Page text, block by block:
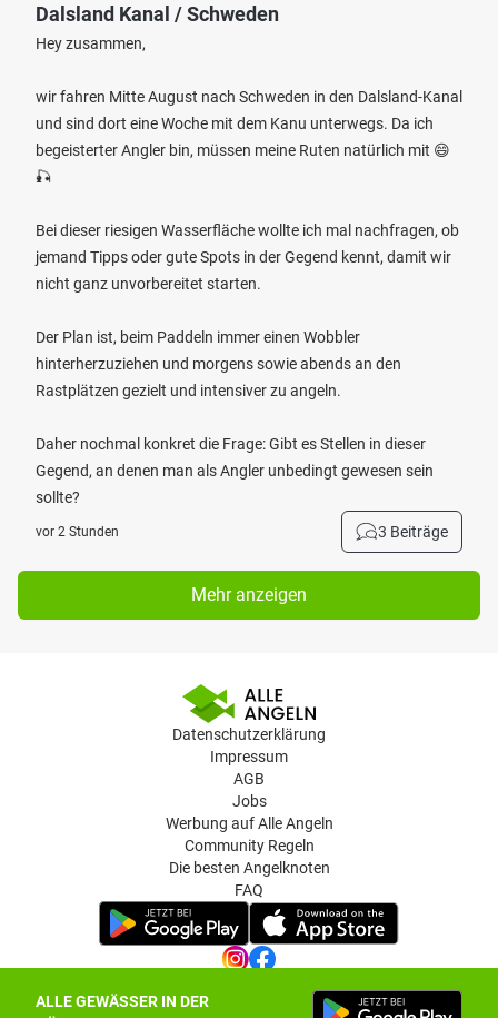
ALLE GEWÄSSER IN DER
Dalsland Kanal / Schweden
Hey zusammen,
wir fahren Mitte August nach Schweden in den Dalsland-Kanal
und sind dort eine Woche mit dem Kanu unterwegs. Da ich
begeisterter Angler bin, müssen meine Ruten natürlich mit 😄
🎣
Bei dieser riesigen Wasserfläche wollte ich mal nachfragen, ob
jemand Tipps oder gute Spots in der Gegend kennt, damit wir
nicht ganz unvorbereitet starten.
Der Plan ist, beim Paddeln immer einen Wobbler
hinterherzuziehen und morgens sowie abends an den
Rastplätzen gezielt und intensiver zu angeln.
Daher nochmal konkret die Frage: Gibt es Stellen in dieser
Gegend, an denen man als Angler unbedingt gewesen sein
sollte?
vor 2 Stunden 3 Beiträge
Mehr anzeigen
Datenschutzerklärung
Impressum
AGB
Jobs
Werbung auf Alle Angeln
Community Regeln
Die besten Angelknoten
FAQ
Datenschutz-Einstellungen